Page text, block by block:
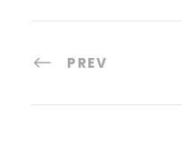
PREV